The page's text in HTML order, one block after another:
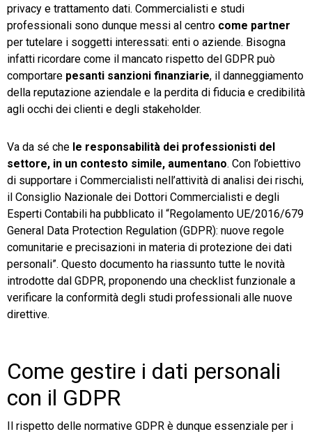
privacy e trattamento dati. Commercialisti e studi
professionali sono dunque messi al centro come partner
per tutelare i soggetti interessati: enti o aziende. Bisogna
infatti ricordare come il mancato rispetto del GDPR può
comportare pesanti sanzioni finanziarie, il danneggiamento
della reputazione aziendale e la perdita di fiducia e credibilità
agli occhi dei clienti e degli stakeholder.
Va da sé che le responsabilità dei professionisti del
settore, in un contesto simile, aumentano. Con l’obiettivo
di supportare i Commercialisti nell’attività di analisi dei rischi,
il Consiglio Nazionale dei Dottori Commercialisti e degli
Esperti Contabili ha pubblicato il “Regolamento UE/2016/679
General Data Protection Regulation (GDPR): nuove regole
comunitarie e precisazioni in materia di protezione dei dati
personali”. Questo documento ha riassunto tutte le novità
introdotte dal GDPR, proponendo una checklist funzionale a
verificare la conformità degli studi professionali alle nuove
direttive.
Come gestire i dati personali
con il GDPR
Il rispetto delle normative GDPR è dunque essenziale per i